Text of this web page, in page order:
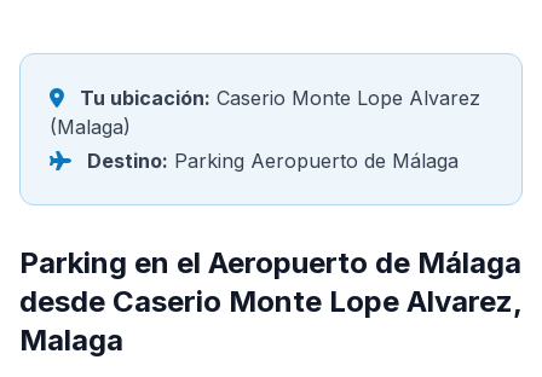
Tu ubicación: Caserio Monte Lope Alvarez
(Malaga)
Destino: Parking Aeropuerto de Málaga
Parking en el Aeropuerto de Málaga
desde Caserio Monte Lope Alvarez,
Malaga